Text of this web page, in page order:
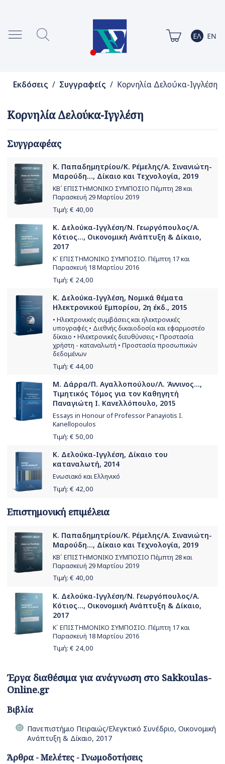
Εκδόσεις / Συγγραφείς / Κορνηλία Δελούκα-Ιγγλέση
Κορνηλία Δελούκα-Ιγγλέση
Συγγραφέας
Κ. Παπαδημητρίου/Κ. Ρέμελης/Α. Σινανιώτη-
Μαρούδη..., Δίκαιο και Τεχνολογία, 2019
ΚΒ΄ ΕΠΙΣΤΗΜΟΝΙΚΟ ΣΥΜΠΟΣΙΟ Πέμπτη 28 και
Παρασκευή 29 Μαρτίου 2019
Τιμή: € 40,00
Κ. Δελούκα-Ιγγλέση/Ν. Γεωργόπουλος/Α.
Κότιος..., Οικονομική Ανάπτυξη & Δίκαιο,
2017
Κ΄ ΕΠΙΣΤΗΜΟΝΙΚΟ ΣΥΜΠΟΣΙΟ. Πέμπτη 17 και
Παρασκευή 18 Μαρτίου 2016
Τιμή: € 24,00
Κ. Δελούκα-Ιγγλέση, Νομικά θέματα
Ηλεκτρονικού Εμπορίου, 2η έκδ., 2015
• Ηλεκτρονικές συμβάσεις και ηλεκτρονικές
υπογραφές • Διεθνής δικαιοδοσία και εφαρμοστέο
δίκαιο • Ηλεκτρονικές διευθύνσεις • Προστασία
χρήστη - καταναλωτή • Προστασία προσωπικών
δεδομένων
Τιμή: € 44,00
Μ. Δάρρα/Π. Αγαλλοπούλου/Λ. Άννινος...,
Τιμητικός Τόμος για τον Καθηγητή
Παναγιώτη Ι. Κανελλόπουλο, 2015
Essays in Honour of Professor Panayiotis I.
Kanellopoulos
Τιμή: € 50,00
Κ. Δελούκα-Ιγγλέση, Δίκαιο του
καταναλωτή, 2014
Ενωσιακό και Ελληνικό
Τιμή: € 42,00
Επιστημονική επιμέλεια
Κ. Παπαδημητρίου/Κ. Ρέμελης/Α. Σινανιώτη-
Μαρούδη..., Δίκαιο και Τεχνολογία, 2019
ΚΒ΄ ΕΠΙΣΤΗΜΟΝΙΚΟ ΣΥΜΠΟΣΙΟ Πέμπτη 28 και
Παρασκευή 29 Μαρτίου 2019
Τιμή: € 40,00
Κ. Δελούκα-Ιγγλέση/Ν. Γεωργόπουλος/Α.
Κότιος..., Οικονομική Ανάπτυξη & Δίκαιο,
2017
Κ΄ ΕΠΙΣΤΗΜΟΝΙΚΟ ΣΥΜΠΟΣΙΟ. Πέμπτη 17 και
Παρασκευή 18 Μαρτίου 2016
Τιμή: € 24,00
Έργα διαθέσιμα για ανάγνωση στο Sakkoulas-
Online.gr
Βιβλία
Πανεπιστήμιο Πειραιώς/Ελεγκτικό Συνέδριο, Οικονομική
Ανάπτυξη & Δίκαιο, 2017
Άρθρα - Μελέτες - Γνωμοδοτήσεις